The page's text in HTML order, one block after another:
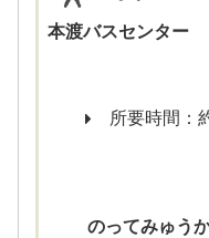
本渡バスセンター
所要時間：
のってみゅう